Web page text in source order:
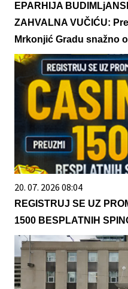
EPARHIJA
ZAHVALNA VUČIĆU:
Mrkonjić Gradu snažno
20. 07. 2026 08:04
REGISTRUJ SE UZ
1500 BESPLATNIH